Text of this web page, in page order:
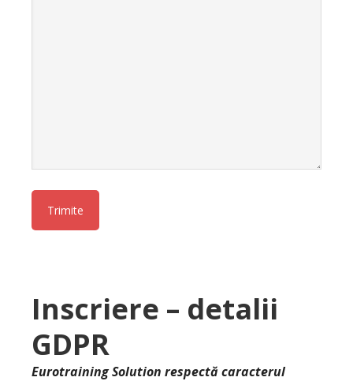
Inscriere – detalii
GDPR
Eurotraining Solution respectă caracterul